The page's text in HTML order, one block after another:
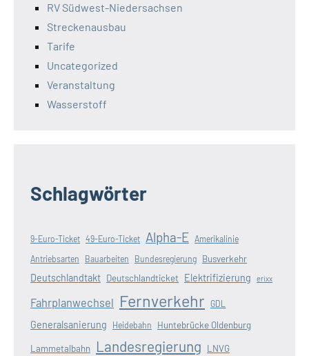
RV Südwest-Niedersachsen
Streckenausbau
Tarife
Uncategorized
Veranstaltung
Wasserstoff
Schlagwörter
9-Euro-Ticket 49-Euro-Ticket Alpha-E Amerikalinie
Antriebsarten Bauarbeiten Bundesregierung Busverkehr
Deutschlandtakt Deutschlandticket Elektrifizierung erixx
Fahrplanwechsel Fernverkehr GDL
Generalsanierung Heidebahn Huntebrücke Oldenburg
Lammetalbahn Landesregierung LNVG